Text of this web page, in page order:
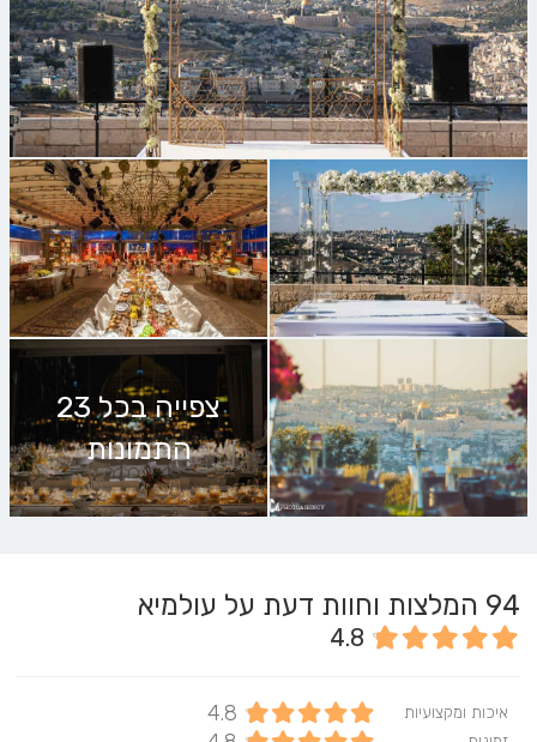
צפייה בכל 23
התמונות
94 המלצות וחוות דעת על עולמיא
4.8
איכות ומקצועיות 4.8